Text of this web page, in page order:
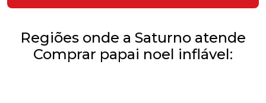
Regiões onde a Saturno atende
Comprar papai noel inflável: